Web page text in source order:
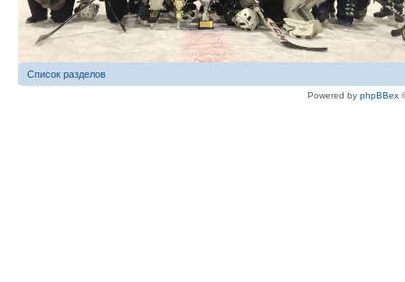
Список разделов
Powered by phpBBex